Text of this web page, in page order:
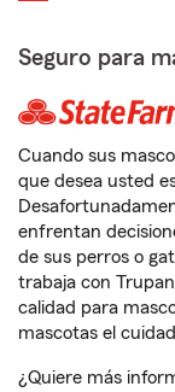
Seguro para
Cuando sus
que desea usted
enfrentan
de sus perros o
trabaja con
calidad para
mascotas el
¿Quiere más